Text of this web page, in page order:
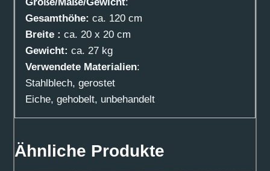
Größe/Maße/Gewicht:
Gesamthöhe: ca. 120 cm
Breite : ca. 20 x 20 cm
Gewicht: ca. 27 kg
Verwendete Materialien:
Stahlblech, gerostet
Eiche, gehobelt, unbehandelt
Ähnliche Produkte